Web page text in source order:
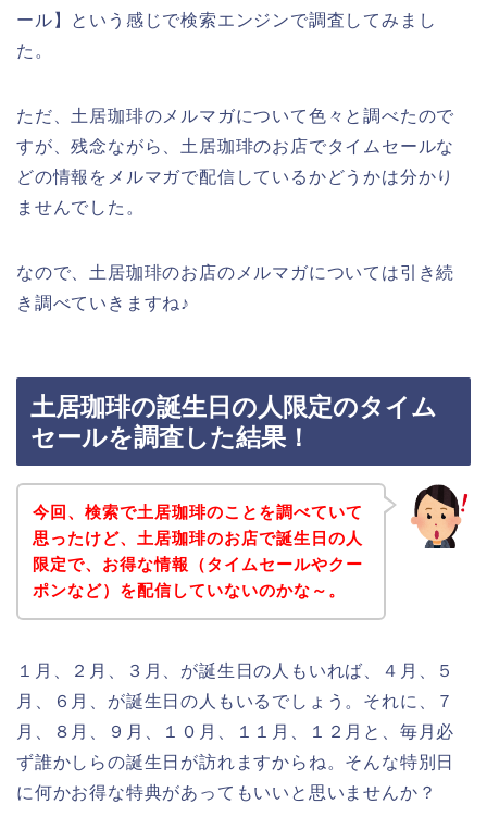
ール】という感じで検索エンジンで調査してみまし
た。
ただ、土居珈琲のメルマガについて色々と調べたので
すが、残念ながら、土居珈琲のお店でタイムセールな
どの情報をメルマガで配信しているかどうかは分かり
ませんでした。
なので、土居珈琲のお店のメルマガについては引き続
き調べていきますね♪
土居珈琲の誕生日の人限定のタイム
セールを調査した結果！
今回、検索で土居珈琲のことを調べていて
思ったけど、土居珈琲のお店で誕生日の人
限定で、お得な情報（タイムセールやクー
ポンなど）を配信していないのかな～。
１月、２月、３月、が誕生日の人もいれば、４月、５
月、６月、が誕生日の人もいるでしょう。それに、７
月、８月、９月、１０月、１１月、１２月と、毎月必
ず誰かしらの誕生日が訪れますからね。そんな特別日
に何かお得な特典があってもいいと思いませんか？